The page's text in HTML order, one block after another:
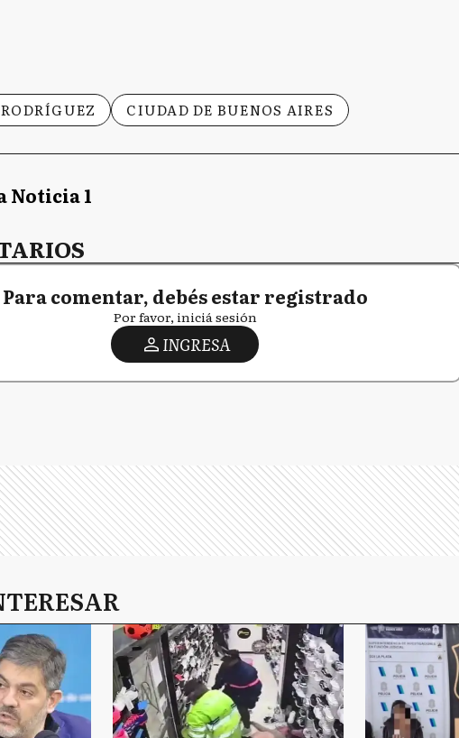
CIUDAD DE BUENOS AIRES
Noticia 1
Para comentar, debés estar registrado
Por favor, iniciá sesión
INGRESA